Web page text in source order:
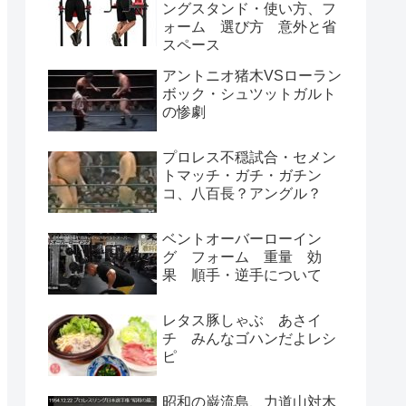
ングスタンド・使い方、フ
ォーム 選び方 意外と省
スペース
アントニオ猪木VSローラン
ボック・シュツットガルト
の惨劇
プロレス不穏試合・セメン
トマッチ・ガチ・ガチン
コ、八百長？アングル？
ベントオーバーローイン
グ フォーム 重量 効
果 順手・逆手について
レタス豚しゃぶ あさイ
チ みんなゴハンだよレシ
ピ
昭和の巌流島、力道山対木